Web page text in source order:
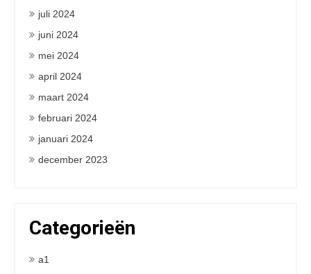
juli 2024
juni 2024
mei 2024
april 2024
maart 2024
februari 2024
januari 2024
december 2023
Categorieën
a1